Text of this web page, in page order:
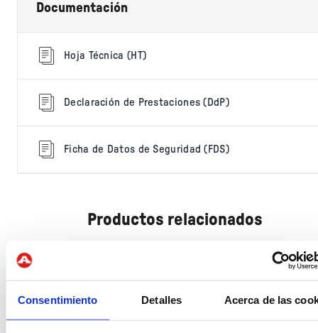
Consentimiento Detalles Acerca de las
Documentación
Hoja Técnica (HT)
Declaración de Prestaciones (DdP)
Ficha de Datos de Seguridad (FDS)
Productos relacionados